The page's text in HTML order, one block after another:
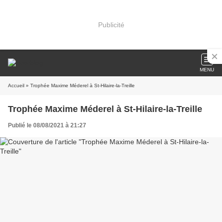
Publicité
MENU
Accueil » Trophée Maxime Méderel à St-Hilaire-la-Treille
Trophée Maxime Méderel à St-Hilaire-la-Treille
Publié le 08/08/2021 à 21:27